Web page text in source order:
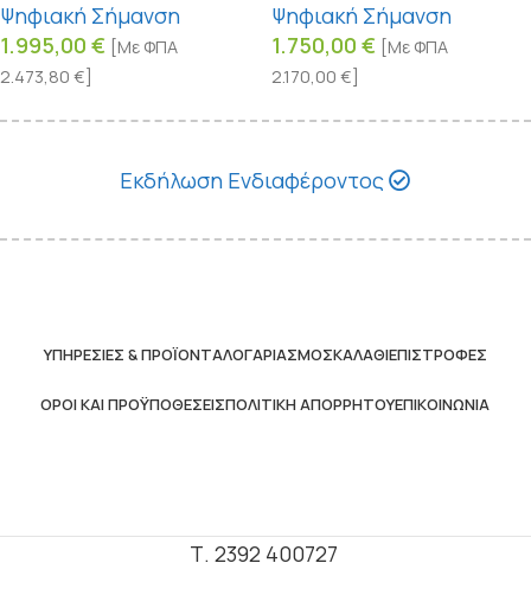
Ψηφιακή Σήμανση
1.995,00 €
[Με ΦΠΑ
2.473,80 €
Ψηφιακή Σήμανση
1.750,00 €
[Με ΦΠΑ
2.170,00 €
Εκδήλωση Ενδιαφέροντος
ΥΠΗΡΕΣΊΕΣ & ΠΡΟΪΌΝΤΑΛΟΓΑΡΙΑΣΜΌΣΚΑΛΆΘΙΕΠΙΣΤΡΟΦΈΣ
ΌΡΟΙ ΚΑΙ ΠΡΟΫΠΟΘΈΣΕΙΣΠΟΛΙΤΙΚΉ ΑΠΟΡΡΉΤΟΥΕΠΙΚΟΙΝΩΝΊΑ
Τ. 2392 400727